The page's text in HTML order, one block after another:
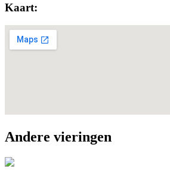
Kaart:
Andere vieringen